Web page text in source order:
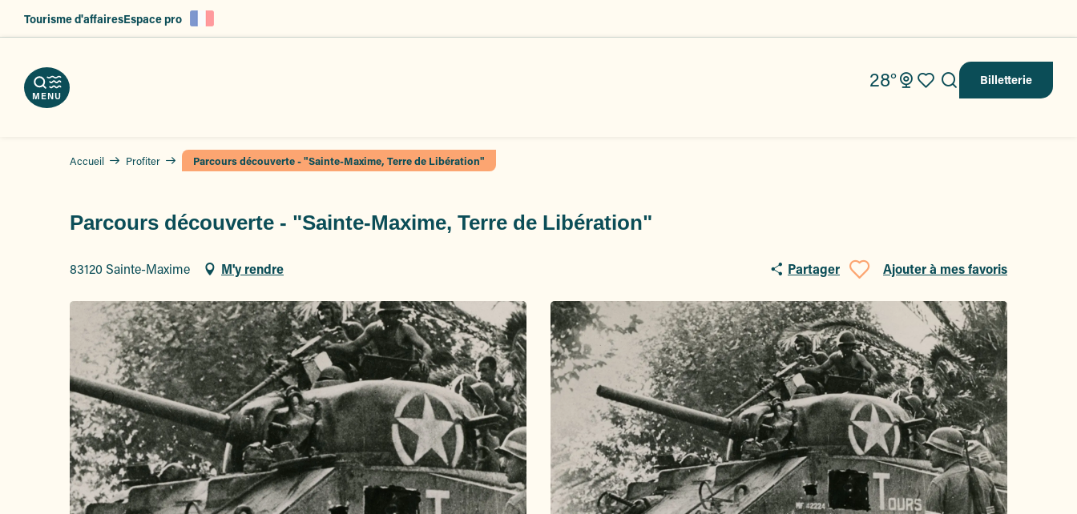
principal
28° Billetterie
Voir les favoris
Recherche
Tourisme d'affairesEspace pro
MENU
Accueil Profiter Parcours découverte - "Sainte-Maxime, Terre de Libération"
Parcours découverte - "Sainte-Maxime, Terre de Libération"
83120 Sainte-Maxime M'y rendre Partager
Ajouter aux
Ajouter à mes favoris